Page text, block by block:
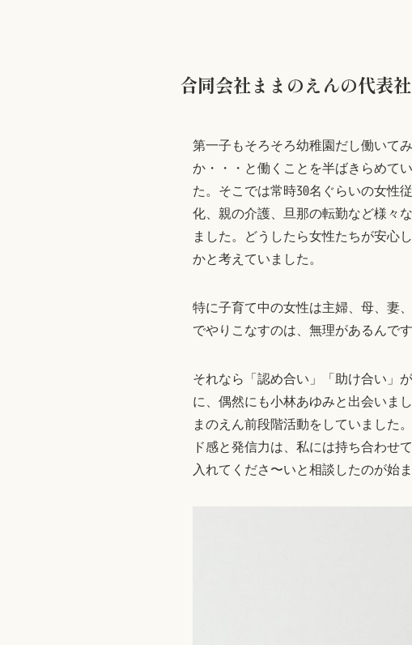
合同会社ままのえんの代表
第一子もそろそろ幼稚園だし働いて
か・・・と働くことを半ばきらめて
た。そこでは常時30名ぐらいの女性
化、親の介護、旦那の転勤など様々
ました。どうしたら女性たちが安心
かと考えていました。
特に子育て中の女性は主婦、母、妻
でやりこなすのは、無理があるんです
それなら「認め合い」「助け合い」
に、偶然にも小林あゆみと出会いま
まのえん前段階活動をしていました
ド感と発信力は、私には持ち合わせ
入れてくださ〜いと相談したのが始ま